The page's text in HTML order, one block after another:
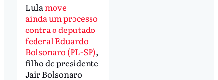
Lula move
ainda um processo
contra o deputado
federal Eduardo
Bolsonaro (PL-SP),
filho do presidente
Jair Bolsonaro